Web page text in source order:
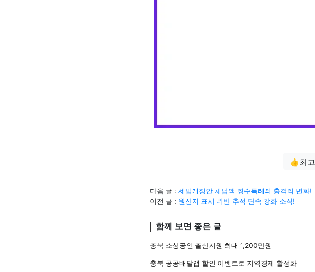
👍최고
다음 글 : 세법개정안 체납액 징수특례의 충격적 변화!
이전 글 : 원산지 표시 위반 추석 단속 강화 소식!
함께 보면 좋은 글
충북 소상공인 출산지원 최대 1,200만원
충북 공공배달앱 할인 이벤트로 지역경제 활성화